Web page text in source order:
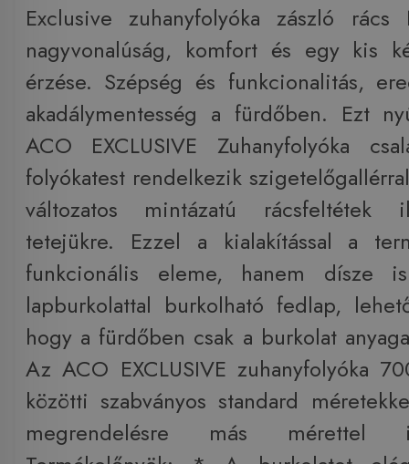
Exclusive zuhanyfolyóka zászló
nagyvonalúság, komfort és egy kis
érzése. Szépség és funkcionalitás,
akadálymentesség a fürdőben. Ezt
ACO EXCLUSIVE Zuhanyfolyóka
folyókatest rendelkezik
változatos mintázatú rácsfeltétek
tetejükre. Ezzel a kialakítással a
funkcionális eleme, hanem dísze
lapburkolattal burkolható fedlap,
hogy a fürdőben csak a burkolat
Az ACO EXCLUSIVE zuhanyfolyóka
közötti szabványos standard
megrendelésre más mérettel